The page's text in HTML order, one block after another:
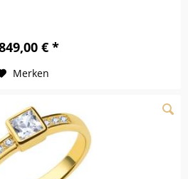
€ *
Merken